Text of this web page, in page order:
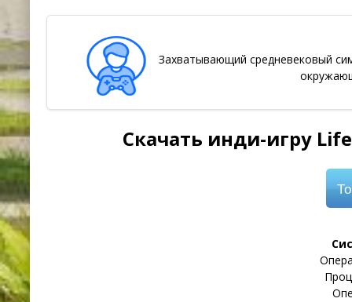
Захватывающий средневековый
Скачать инди-игру